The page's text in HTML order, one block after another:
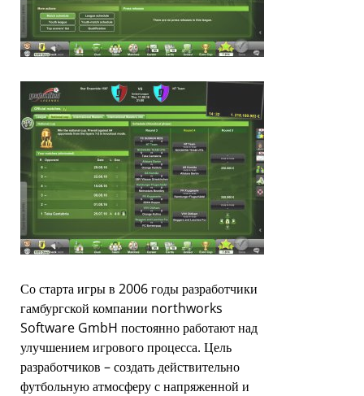
Со старта игры в 2006 годы разработчики
гамбургской компании northworks
Software GmbH постоянно работают над
улучшением игрового процесса. Цель
разработчиков – создать действительно
футбольную атмосферу с напряженной и